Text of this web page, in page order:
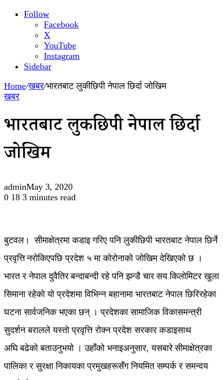
Follow
Facebook
X
YouTube
Instagram
Sidebar
Home/खबर/भारतबाट लुकीछिपी नेपाल छिर्दा जोखिम
खबर
भारतबाट लुकीछिपी नेपाल छिर्दा
जोखिम
adminMay 3, 2020
0 18 3 minutes read
बुटवल। सीमाक्षेत्रमा कडाइ गरिए पनि लुकीछिपी भारतबाट नेपाल छिर्ने
प्रवृत्ति नरोकिएपछि प्रदेश ५ मा कोरोनाको जोखिम देखिएको छ ।
भारत र नेपाल दुवैतिर बन्दाबन्दी रहे पनि झन्डै चार सय किलोमिटर खुला
सिमाना रहेको यो प्रदेशमा विभिन्न बहानामा भारतबाट नेपाल छिरिरहेका
घटना सार्वजनिक भएका छन् । प्रदेशका सामाजिक विकासमन्त्री
सुदर्शन बरालले यस्तो प्रवृत्ति रोक्न प्रदेश सरकार कडाइसाथ
अघि बढेको बताउनुभयो । उहाँको भनाइअनुसार, यसबारे सीमाक्षेत्रका
पालिका र सुरक्षा निकायका प्रमुखहरूसँग नियमित सम्पर्क र समन्वय